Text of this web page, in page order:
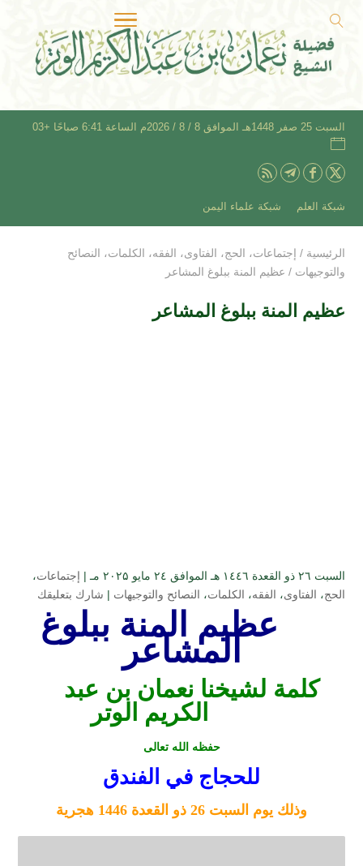
السبت 25 صفر 1448هـ الموافق 8 / 8 / 2026م الساعة 6:41 صباحًا +03
شبكة العلم شبكة علماء اليمن
الرئيسية / إجتماعات، الحج، الفتاوى، الفقه، الكلمات، النصائح
والتوجيهات / عظيم المنة ببلوغ المشاعر
عظيم المنة ببلوغ المشاعر
السبت ۲٦ ذو القعدة ۱٤٤٦ هـ الموافق ۲٤ مايو ۲۰۲۵ مـ | إجتماعات،
الحج، الفتاوى، الفقه، الكلمات، النصائح والتوجيهات | شارك بتعليقك
عظيم المنة ببلوغ
المشاعر
حفظه الله تعالى
للحجاج في الفندق
وذلك يوم السبت 26 ذو القعدة 1446 هجرية